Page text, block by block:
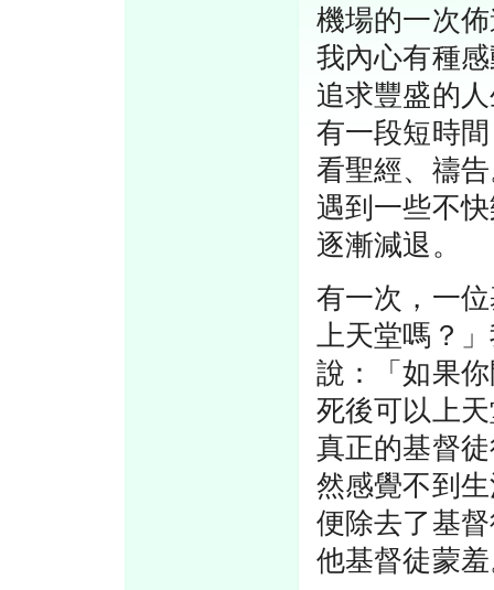
機場的一次
我內心有種
追求豐盛的
有一段短時
看聖經、禱
遇到一些不
逐漸減退。
有一次，一
上天堂嗎？
說：「如果
死後可以上
真正的基督
然感覺不到
便除去了基
他基督徒蒙